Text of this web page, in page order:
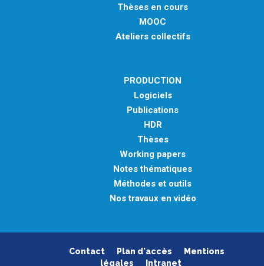
Thèses en cours
MOOC
Ateliers collectifs
PRODUCTION
Logiciels
Publications
HDR
Thèses
Working papers
Notes thématiques
Méthodes et outils
Nos travaux en vidéo
Contact Plan d'accès
Mentions
légales
Intranet